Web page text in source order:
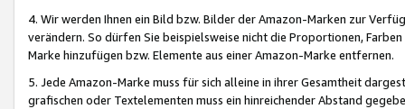
4. Wir werden Ihnen ein Bild bzw. Bilder der Amazon-Marken zur
verändern. So dürfen Sie beispielsweise nicht die Proportionen,
Marke hinzufügen bzw. Elemente aus einer Amazon-Marke entfernen.
5. Jede Amazon-Marke muss für sich alleine in ihrer Gesamtheit
grafischen oder Textelementen muss ein hinreichender Abstand